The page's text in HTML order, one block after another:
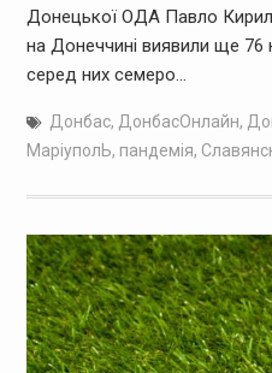
Донецької ОДА Павло
на Донеччині виявили ще 76
серед них семеро…
Донбас, ДонбасОнлайн,
МаріуполЬ, пандемія,